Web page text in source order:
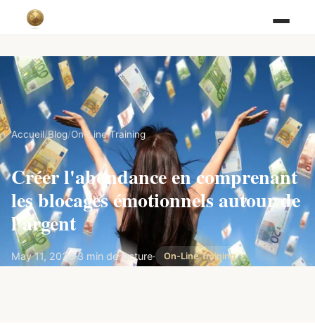
Accueil/Blog/On-Line Training
Créer l'abondance en comprenant
les blocages émotionnels autour de
l'argent
May 11, 2020·3 min de lecture· On-Line Training